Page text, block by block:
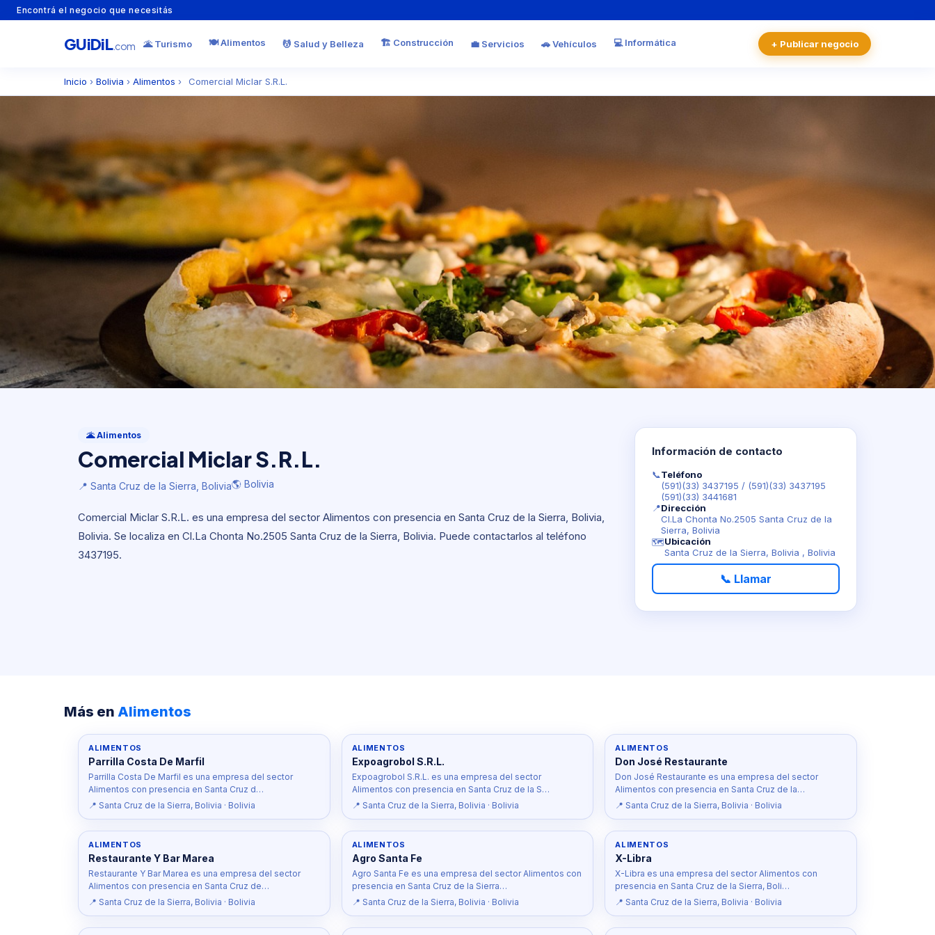
Encontrá el negocio que necesitás
GUiDiL.com 🌋 Turismo 🍽️ Alimentos 💆 Salud y Belleza 🏗️ Construcción 💼 Servicios 🚗 Vehículos 💻 Informática + Publicar negocio
Inicio › Bolivia › Alimentos › Comercial Miclar S.R.L.
Comercial Miclar S.R.L.
🌎 Bolivia
🌋 Alimentos
Comercial Miclar S.R.L.
📍 Santa Cruz de la Sierra, Bolivia🌎 Bolivia
Comercial Miclar S.R.L. es una empresa del sector Alimentos con presencia en Santa Cruz de la Sierra, Bolivia,
Bolivia. Se localiza en Cl.La Chonta No.2505 Santa Cruz de la Sierra, Bolivia. Puede contactarlos al teléfono
3437195.
Información de contacto
📞Teléfono
(591)(33) 3437195 / (591)(33) 3437195
(591)(33) 3441681
📍Dirección
Cl.La Chonta No.2505 Santa Cruz de la
Sierra, Bolivia
🗺️Ubicación
Santa Cruz de la Sierra, Bolivia , Bolivia
📞 Llamar
Más en Alimentos
ALIMENTOS
Parrilla Costa De Marfil
Parrilla Costa De Marfil es una empresa del sector
Alimentos con presencia en Santa Cruz d…
📍 Santa Cruz de la Sierra, Bolivia · Bolivia
ALIMENTOS
Expoagrobol S.R.L.
Expoagrobol S.R.L. es una empresa del sector
Alimentos con presencia en Santa Cruz de la S…
📍 Santa Cruz de la Sierra, Bolivia · Bolivia
ALIMENTOS
Don José Restaurante
Don José Restaurante es una empresa del sector
Alimentos con presencia en Santa Cruz de la…
📍 Santa Cruz de la Sierra, Bolivia · Bolivia
ALIMENTOS
Restaurante Y Bar Marea
Restaurante Y Bar Marea es una empresa del sector
Alimentos con presencia en Santa Cruz de…
📍 Santa Cruz de la Sierra, Bolivia · Bolivia
ALIMENTOS
Agro Santa Fe
Agro Santa Fe es una empresa del sector Alimentos con
presencia en Santa Cruz de la Sierra…
📍 Santa Cruz de la Sierra, Bolivia · Bolivia
ALIMENTOS
X-Libra
X-Libra es una empresa del sector Alimentos con
presencia en Santa Cruz de la Sierra, Boli…
📍 Santa Cruz de la Sierra, Bolivia · Bolivia